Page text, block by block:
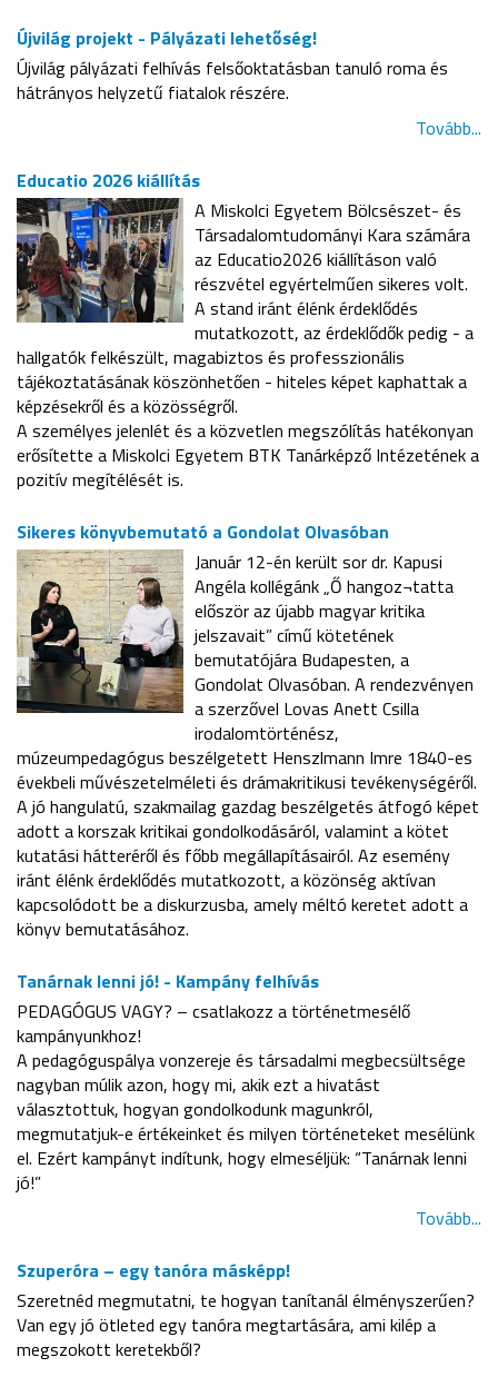
Újvilág projekt - Pályázati lehetőség!
Újvilág pályázati felhívás felsőoktatásban tanuló roma és
hátrányos helyzetű fiatalok részére.
Tovább...
Educatio 2026 kiállítás
A Miskolci Egyetem Bölcsészet- és
Társadalomtudományi Kara számára
az Educatio2026 kiállításon való
részvétel egyértelműen sikeres volt.
A stand iránt élénk érdeklődés
mutatkozott, az érdeklődők pedig - a
hallgatók felkészült, magabiztos és professzionális
tájékoztatásának köszönhetően - hiteles képet kaphattak a
képzésekről és a közösségről.
A személyes jelenlét és a közvetlen megszólítás hatékonyan
erősítette a Miskolci Egyetem BTK Tanárképző Intézetének a
pozitív megítélését is.
Sikeres könyvbemutató a Gondolat Olvasóban
Január 12-én került sor dr. Kapusi
Angéla kollégánk „Ő hangoz¬tatta
először az újabb magyar kritika
jelszavait” című kötetének
bemutatójára Budapesten, a
Gondolat Olvasóban. A rendezvényen
a szerzővel Lovas Anett Csilla
irodalomtörténész,
múzeumpedagógus beszélgetett Henszlmann Imre 1840-es
évekbeli művészetelméleti és drámakritikusi tevékenységéről.
A jó hangulatú, szakmailag gazdag beszélgetés átfogó képet
adott a korszak kritikai gondolkodásáról, valamint a kötet
kutatási hátteréről és főbb megállapításairól. Az esemény
iránt élénk érdeklődés mutatkozott, a közönség aktívan
kapcsolódott be a diskurzusba, amely méltó keretet adott a
könyv bemutatásához.
Tanárnak lenni jó! - Kampány felhívás
PEDAGÓGUS VAGY? – csatlakozz a történetmesélő
kampányunkhoz!
A pedagóguspálya vonzereje és társadalmi megbecsültsége
nagyban múlik azon, hogy mi, akik ezt a hivatást
választottuk, hogyan gondolkodunk magunkról,
megmutatjuk-e értékeinket és milyen történeteket mesélünk
el. Ezért kampányt indítunk, hogy elmeséljük: “Tanárnak lenni
jó!”
Tovább...
Szuperóra – egy tanóra másképp!
Szeretnéd megmutatni, te hogyan tanítanál élményszerűen?
Van egy jó ötleted egy tanóra megtartására, ami kilép a
megszokott keretekből?